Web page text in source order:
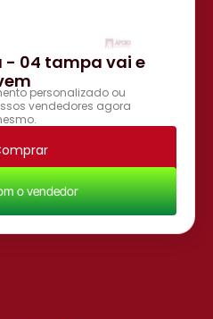
- 04 tampa vai e
personalizado ou
vendedores agora
o vendedor